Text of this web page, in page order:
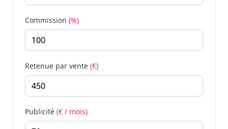
Commission (%)
Retenue par vente (€)
Publicité (€ / mois)